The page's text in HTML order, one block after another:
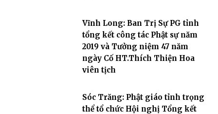
Vĩnh Long: Ban Trị Sự PG tỉnh
tổng kết công tác Phật sự năm
2019 và Tưởng niệm 47 năm
ngày Cố HT.Thích Thiện Hoa
viên tịch
Sóc Trăng: Phật giáo tỉnh trọng
thể tổ chức Hội nghị Tổng kết